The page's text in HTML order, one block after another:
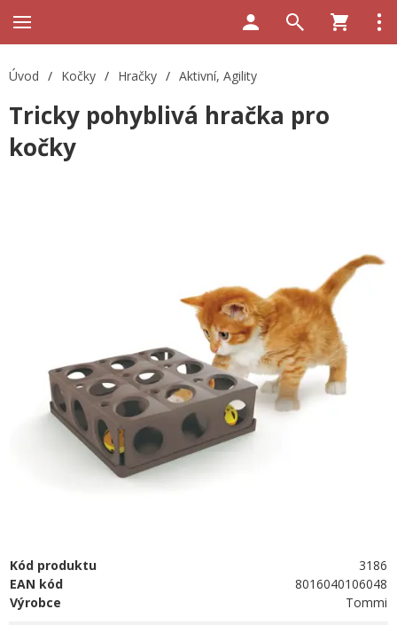
Úvod / Kočky / Hračky / Aktivní, Agility
Tricky pohyblivá hračka pro
kočky
Kód produktu
3186
EAN kód
8016040106048
Výrobce
Tommi